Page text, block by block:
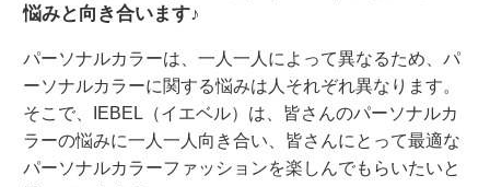
悩みと向き合います♪
パーソナルカラーは、一人一人によって異なるため、パ
ーソナルカラーに関する悩みは人それぞれ異なります。
そこで、IEBEL（イエベル）は、皆さんのパーソナルカ
ラーの悩みに一人一人向き合い、皆さんにとって最適な
パーソナルカラーファッションを楽しんでもらいたいと